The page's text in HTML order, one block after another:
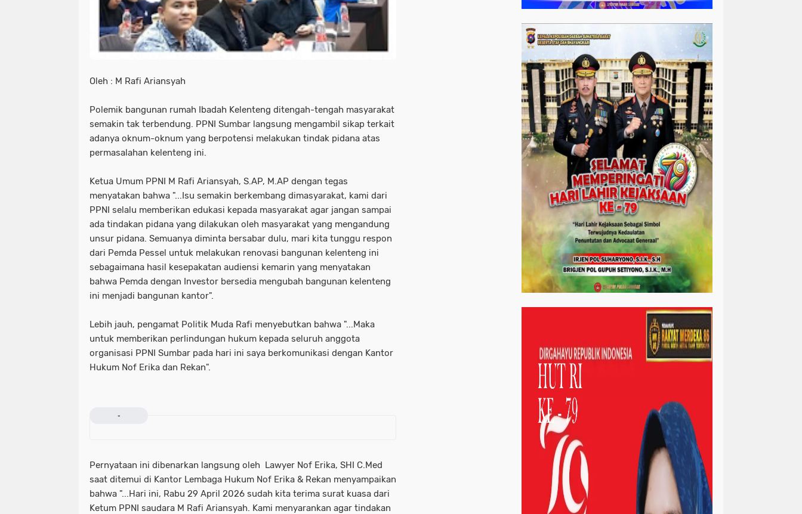
Oleh : M Rafi Ariansyah
Polemik bangunan rumah Ibadah Kelenteng ditengah-tengah masyarakat
semakin tak terbendung. PPNI Sumbar langsung mengambil sikap terkait
adanya oknum-oknum yang berpotensi melakukan tindak pidana atas
permasalahan kelenteng ini.
Ketua Umum PPNI M Rafi Ariansyah, S.AP, M.AP dengan tegas
menyatakan bahwa "...Isu semakin berkembang dimasyarakat, kami dari
PPNI selalu memberikan edukasi kepada masyarakat agar jangan sampai
ada tindakan pidana yang dilakukan oleh masyarakat yang mengandung
unsur pidana. Semuanya diminta bersabar dulu, mari kita tunggu respon
dari Pemda Pessel untuk melakukan renovasi bangunan kelenteng ini
sebagaimana hasil kesepakatan audiensi kemarin yang menyatakan
bahwa Pemda dengan Investor bersedia mengubah bangunan kelenteng
ini menjadi bangunan kantor".
Lebih jauh, pengamat Politik Muda Rafi menyebutkan bahwa "...Maka
untuk memberikan perlindungan hukum kepada seluruh anggota
organisasi PPNI Sumbar pada hari ini saya berkomunikasi dengan Kantor
Hukum Nof Erika dan Rekan".
-
Pernyataan ini dibenarkan langsung oleh Lawyer Nof Erika, SHI C.Med
saat ditemui di Kantor Lembaga Hukum Nof Erika & Rekan menyampaikan
bahwa "...Hari ini, Rabu 29 April 2026 sudah kita terima surat kuasa dari
Ketum PPNI saudara M Rafi Ariansyah. Kami menyarankan agar tindakan